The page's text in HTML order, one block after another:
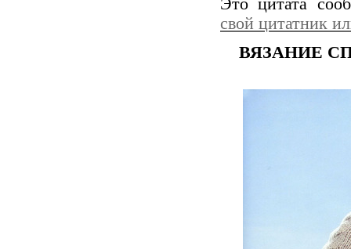
Это цитата
свой цитатник
ВЯЗАНИЕ